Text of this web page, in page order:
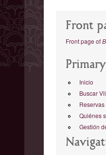
Front
Front page of
Inicio
Buscar
Reservas
Quiénes
Gestión